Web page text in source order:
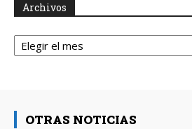
Archivos
Archivos
OTRAS NOTICIAS